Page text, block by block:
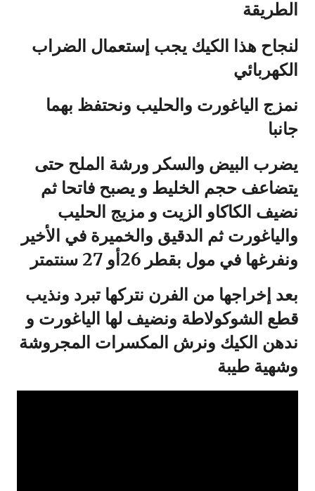
الطريقة
لنجاح هذا الكيك يجب إستعمال الضراب
الكهربائي
نمزج الياغورت والحليب ونحتفظ بهما
جانبا
يضرب البيض والسكر ورشة الملح حتى
يتضاعف حجم الخليط و يصبح فاتحا ثم
نضيف الكاكاو الزيت و مزيج الحليب
والياغورت ثم الدقيق والخميرة في الأخير
ونفرغها في مول بقطر 26أو 27 سنتمتر
بعد إخراجها من الفرن نتركها تبرد ونذيب
قطع الشوكولاطة ونضيف لها الياغورت و
ندهن الكيك ونرش المكسرات المجروشة
وشهية طيبة